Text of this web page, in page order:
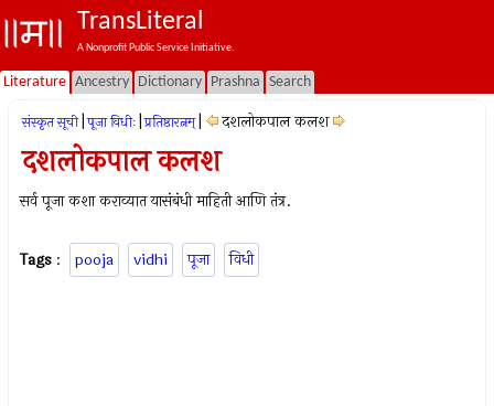
TransLiteral
A Nonprofit Public Service Initiative.
Literature Ancestry Dictionary Prashna Search
संस्कृत सूची पूजा विधीः प्रतिष्ठारत्नम् दशलोकपाल कलश
दशलोकपाल कलश
सर्व पूजा कशा कराव्यात यासंबंधी माहिती आणि तंत्र.
Tags : pooja vidhi पूजा विधी